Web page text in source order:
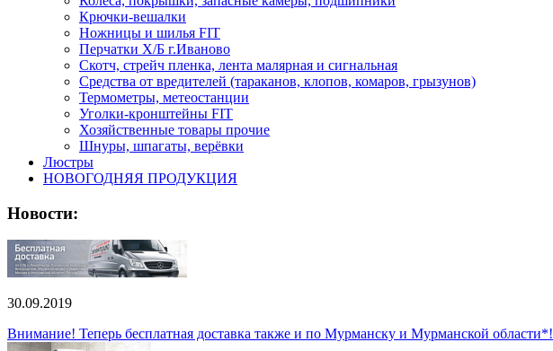
Крючки-вешалки
Ножницы и шилья FIT
Перчатки Х/Б г.Иваново
Скотч, стрейч пленка, лента малярная и сигнальная
Средства от вредителей (тараканов, клопов, комаров, грызунов)
Термометры, метеостанции
Уголки-кронштейны FIT
Хозяйственные товары прочие
Шнуры, шпагаты, верёвки
Люстры
НОВОГОДНЯЯ ПРОДУКЦИЯ
Новости:
30.09.2019
Внимание! Теперь бесплатная доставка также и по Мурманску и Мурманской области*!